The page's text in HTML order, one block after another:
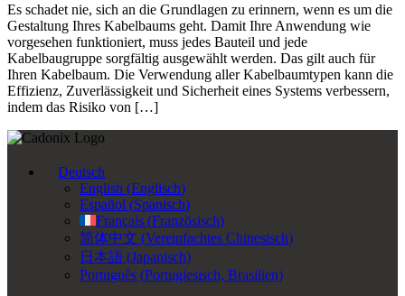
Es schadet nie, sich an die Grundlagen zu erinnern, wenn es um die
Gestaltung Ihres Kabelbaums geht. Damit Ihre Anwendung wie
vorgesehen funktioniert, muss jedes Bauteil und jede
Kabelbaugruppe sorgfältig ausgewählt werden. Das gilt auch für
Ihren Kabelbaum. Die Verwendung aller Kabelbaumtypen kann die
Effizienz, Zuverlässigkeit und Sicherheit eines Systems verbessern,
indem das Risiko von […]
Deutsch
English (Englisch)
Español (Spanisch)
Français (Französisch)
简体中文 (Vereinfachtes Chinesisch)
日本語 (Japanisch)
Português (Portugiesisch, Brasilien)